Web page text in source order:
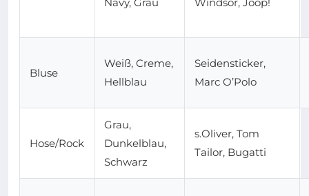
Bluse
Weiß, Creme,
Hellblau
Seidensticker,
Marc O’Polo
Hose/Rock
Grau,
Dunkelblau,
Schwarz
s.Oliver, Tom
Tailor, Bugatti